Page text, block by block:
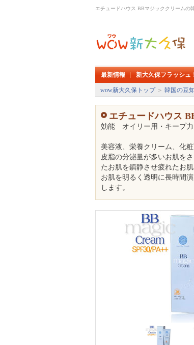
エチュードハウス BBマジッククリームの
最新情報 新大久保フラッシュ
wow新大久保トップ＞ 韓国の豆
エチュードハウス
効能 オイリー用・キープ力
美容液、栄養クリーム、化
皮脂の分泌量が多いお肌を
たお肌を鎮静させ疲れたお
お肌を明るく透明に長時間
します。